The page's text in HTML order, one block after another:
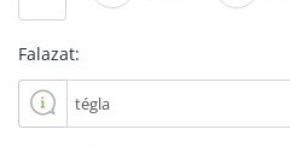
Falazat: